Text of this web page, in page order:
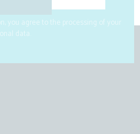
you agree to the processing of your
data.